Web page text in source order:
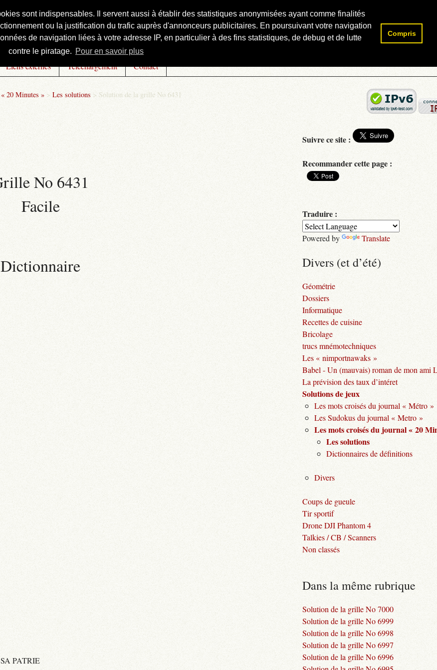
sont indispensables. Il servent aussi à établir des statistiques anonymisées ayant comme finalités
ou la justification du trafic auprès d'annonceurs publicitaires. En poursuivant votre navigation
de navigation liées à votre adresse IP, en particulier à des fins statistiques, de debug et de lutte
contre le piratage. Pour en savoir plus
Compris
Liens externes Téléchargement Contact
20 Minutes » > Les solutions > Solution de la grille No 6431
No 6431
Facile
Dictionnaire
PATRIE
Rechercher :
Suivre ce site :
Recommander cette page :
Traduire :
Powered by Translate
Divers (et d’été)
Géométrie
Dossiers
Informatique
Recettes de cuisine
Bricolage
trucs mnémotechniques
Les « nimportnawaks »
Babel - Un (mauvais) roman de mon ami
La prévision des taux d’intéret
Solutions de jeux
Les mots croisés du journal « Métro »
Les Sudokus du journal « Metro »
Les mots croisés du journal « 20
Les solutions
Dictionnaires de définitions
Divers
Coups de gueule
Tir sportif
Drone DJI Phantom 4
Talkies / CB / Scanners
Non classés
Dans la même rubrique
Solution de la grille No 7000
Solution de la grille No 6999
Solution de la grille No 6998
Solution de la grille No 6997
Solution de la grille No 6996